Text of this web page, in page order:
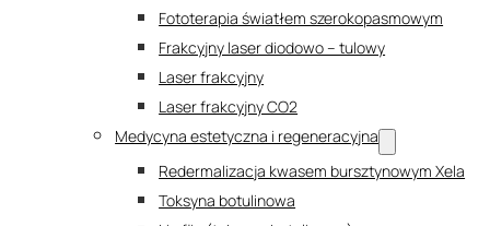
Fototerapia światłem szerokopasmowym
Frakcyjny laser diodowo – tulowy
Laser frakcyjny
Laser frakcyjny CO2
Medycyna estetyczna i regeneracyjna
Redermalizacja kwasem bursztynowym Xela
Toksyna botulinowa